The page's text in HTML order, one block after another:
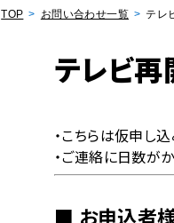
TOP お問い合わせ一覧 テレ
テレビ
・こちらは仮申し
・ご連絡に日数が
お申込者